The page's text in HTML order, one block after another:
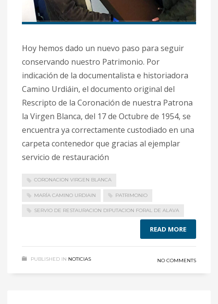
Hoy hemos dado un nuevo paso para seguir
conservando nuestro Patrimonio. Por
indicación de la documentalista e historiadora
Camino Urdiáin, el documento original del
Rescripto de la Coronación de nuestra Patrona
la Virgen Blanca, del 17 de Octubre de 1954, se
encuentra ya correctamente custodiado en una
carpeta contenedor que gracias al ejemplar
servicio de restauración
CORONACION VIRGEN BLANCA
MARÍA CAMINO URDIAIN PATRIMONIO
SERVIO DE RESTAURACION DIPUTACION FORAL DE ALAVA
READ MORE
PUBLISHED IN NOTICIAS NO COMMENTS